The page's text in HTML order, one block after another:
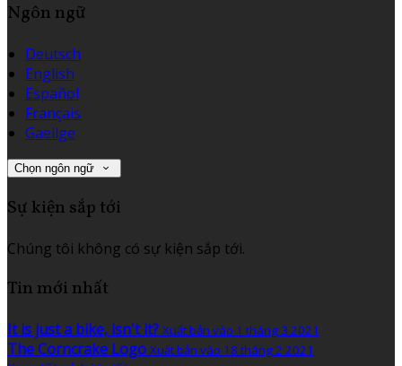
Ngôn ngữ
Deutsch
English
Español
Français
Gaeilge
Chọn ngôn ngữ
Sự kiện sắp tới
Chúng tôi không có sự kiện sắp tới.
Tin mới nhất
It is just a bike, isn't it? Xuất bản vào 1 tháng 3 2021
The Corncrake Logo Xuất bản vào 18 tháng 2 2021